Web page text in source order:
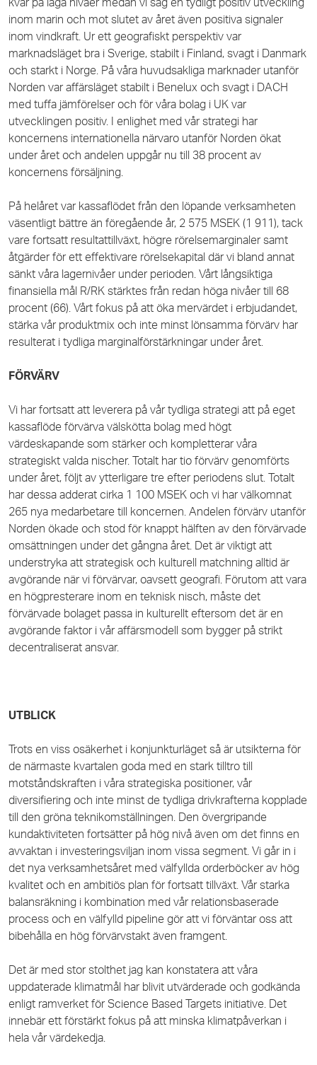
kvar på låga nivåer medan vi såg en tydligt positiv utveckling
inom marin och mot slutet av året även positiva signaler
inom vindkraft. Ur ett geografiskt perspektiv var
marknadsläget bra i Sverige, stabilt i Finland, svagt i Danmark
och starkt i Norge. På våra huvudsakliga marknader utanför
Norden var affärsläget stabilt i Benelux och svagt i DACH
med tuffa jämförelser och för våra bolag i UK var
utvecklingen positiv. I enlighet med vår strategi har
koncernens internationella närvaro utanför Norden ökat
under året och andelen uppgår nu till 38 procent av
koncernens försäljning.
På helåret var kassaflödet från den löpande verksamheten
väsentligt bättre än föregående år, 2 575 MSEK (1 911), tack
vare fortsatt resultattillväxt, högre rörelsemarginaler samt
åtgärder för ett effektivare rörelsekapital där vi bland annat
sänkt våra lagernivåer under perioden. Vårt långsiktiga
finansiella mål R/RK stärktes från redan höga nivåer till 68
procent (66). Vårt fokus på att öka mervärdet i erbjudandet,
stärka vår produktmix och inte minst lönsamma förvärv har
resulterat i tydliga marginalförstärkningar under året.
FÖRVÄRV
Vi har fortsatt att leverera på vår tydliga strategi att på eget
kassaflöde förvärva välskötta bolag med högt
värdeskapande som stärker och kompletterar våra
strategiskt valda nischer. Totalt har tio förvärv genomförts
under året, följt av ytterligare tre efter periodens slut. Totalt
har dessa adderat cirka 1 100 MSEK och vi har välkomnat
265 nya medarbetare till koncernen. Andelen förvärv utanför
Norden ökade och stod för knappt hälften av den förvärvade
omsättningen under det gångna året. Det är viktigt att
understryka att strategisk och kulturell matchning alltid är
avgörande när vi förvärvar, oavsett geografi. Förutom att vara
en högpresterare inom en teknisk nisch, måste det
förvärvade bolaget passa in kulturellt eftersom det är en
avgörande faktor i vår affärsmodell som bygger på strikt
decentraliserat ansvar.
UTBLICK
Trots en viss osäkerhet i konjunkturläget så är utsikterna för
de närmaste kvartalen goda med en stark tilltro till
motståndskraften i våra strategiska positioner, vår
diversifiering och inte minst de tydliga drivkrafterna kopplade
till den gröna teknikomställningen. Den övergripande
kundaktiviteten fortsätter på hög nivå även om det finns en
avvaktan i investeringsviljan inom vissa segment. Vi går in i
det nya verksamhetsåret med välfyllda orderböcker av hög
kvalitet och en ambitiös plan för fortsatt tillväxt. Vår starka
balansräkning i kombination med vår relationsbaserade
process och en välfylld pipeline gör att vi förväntar oss att
bibehålla en hög förvärvstakt även framgent.
Det är med stor stolthet jag kan konstatera att våra
uppdaterade klimatmål har blivit utvärderade och godkända
enligt ramverket för Science Based Targets initiative. Det
innebär ett förstärkt fokus på att minska klimatpåverkan i
hela vår värdekedja.